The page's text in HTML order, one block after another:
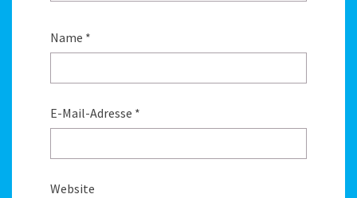
Name *
E-Mail-Adresse *
Website